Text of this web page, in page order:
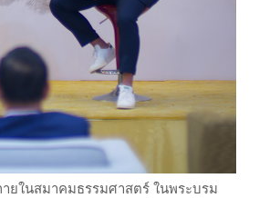
ยในสมาคมธรรมศาสตร์ ในพระบรม